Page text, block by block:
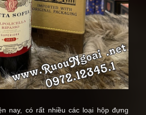
nay, có rất nhiều các loại hộp đựng